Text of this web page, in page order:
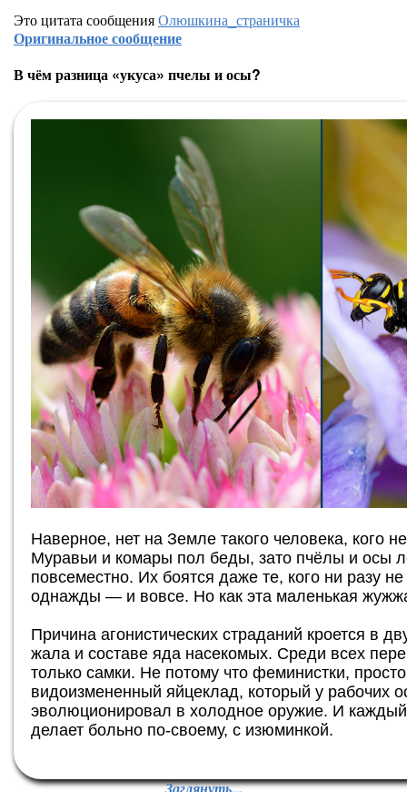
Это цитата сообщенияОлюшкина_страничка
Оригинальное сообщение
В чём разница «укуса» пчелы и осы?
Наверное, нет на Земле такого человека, кого
Муравьи и комары пол беды, зато пчёлы и осы
повсеместно. Их боятся даже те, кого ни разу
однажды — и вовсе. Но как эта маленькая
Причина агонистических страданий кроется в
жала и составе яда насекомых. Среди всех
только самки. Не потому что феминистки,
видоизмененный яйцеклад, который у рабочих
эволюционировал в холодное оружие. И каждый
делает больно по-своему, с изюминкой.